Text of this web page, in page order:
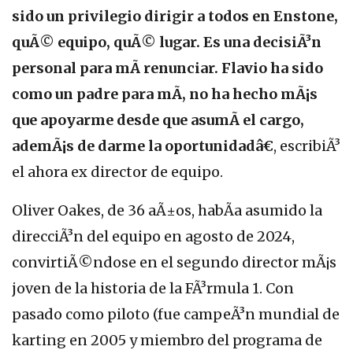
sido un privilegio dirigir a todos en Enstone,
quÃ© equipo, quÃ© lugar. Es una decisiÃ³n
personal para mÃ­ renunciar. Flavio ha sido
como un padre para mÃ­, no ha hecho mÃ¡s
que apoyarme desde que asumÃ­ el cargo,
ademÃ¡s de darme la oportunidadâ€, escribiÃ³
el ahora ex director de equipo.
Oliver Oakes, de 36 aÃ±os, habÃ­a asumido la
direcciÃ³n del equipo en agosto de 2024,
convirtiÃ©ndose en el segundo director mÃ¡s
joven de la historia de la FÃ³rmula 1. Con
pasado como piloto (fue campeÃ³n mundial de
karting en 2005 y miembro del programa de